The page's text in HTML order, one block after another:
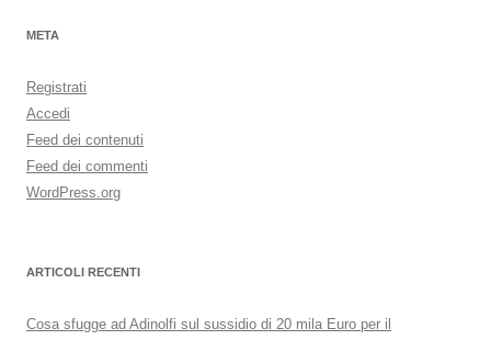
META
Registrati
Accedi
Feed dei contenuti
Feed dei commenti
WordPress.org
ARTICOLI RECENTI
Cosa sfugge ad Adinolfi sul sussidio di 20 mila Euro per il